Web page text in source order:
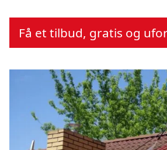
Få et tilbud, gratis og